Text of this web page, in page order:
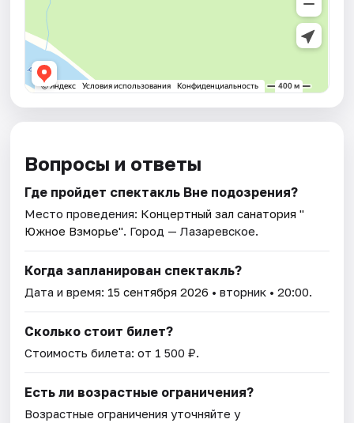
Вопросы и ответы
Где пройдет спектакль Вне подозрения?
Место проведения: Концертный зал санатория "
Южное Взморье". Город — Лазаревское.
Когда запланирован спектакль?
Дата и время: 15 сентября 2026 • вторник • 20:00.
Сколько стоит билет?
Стоимость билета: от 1 500 ₽.
Есть ли возрастные ограничения?
Возрастные ограничения уточняйте у